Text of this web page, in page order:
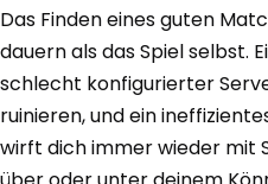
Das Finden eines guten
dauern als das Spiel selbst.
schlecht konfigurierter
ruinieren, und ein
wirft dich immer wieder mit